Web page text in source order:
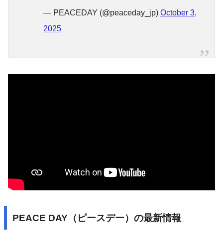
— PEACEDAY (@peaceday_jp) October 3,
2025
PEACE DAY（ピースデー）の最新情報